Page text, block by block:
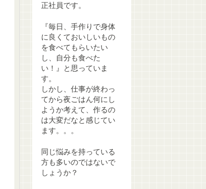
正社員です。
『毎日、手作りで身体
に良くておいしいもの
を食べてもらいたい
し、自分も食べた
い！』と思っていま
す。
しかし、仕事が終わっ
てから夜ごはん何にし
ようか考えて、作るの
は大変だなと感じてい
ます。。。
同じ悩みを持っている
方も多いのではないで
しょうか？